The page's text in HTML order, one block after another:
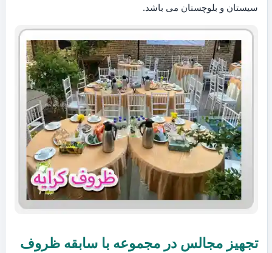
سیستان و بلوچستان می باشد.
تجهیز مجالس در مجموعه با سابقه ظروف